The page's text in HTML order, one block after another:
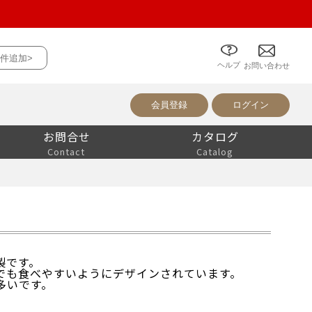
ついて
追加>
ヘルプ お問い合わせ
会員登録 ログイン
お問合せ
Contact
カタログ
Catalog
す。
食べやすいようにデザインされています。
です。